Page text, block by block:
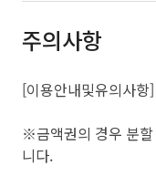
주의사항
[이용안내및유의사항]
※금액권의 경우 분
니다.